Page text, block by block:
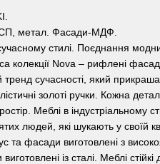
метал. Фасади-МДФ.
стилі. Поєднання
колекції Nova – рифлені
сучасності, який
золоті ручки. Кожна
Меблі в індустріальному
людей, які шукають у своїй
та фасади виготовлені з
із сталі. Меблі